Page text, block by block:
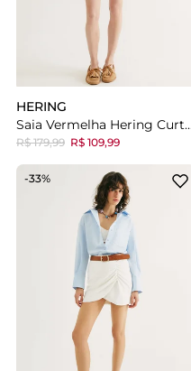
HERING
Saia Vermelha Hering Curta
R$ 179,99 R$ 109,99
-33%